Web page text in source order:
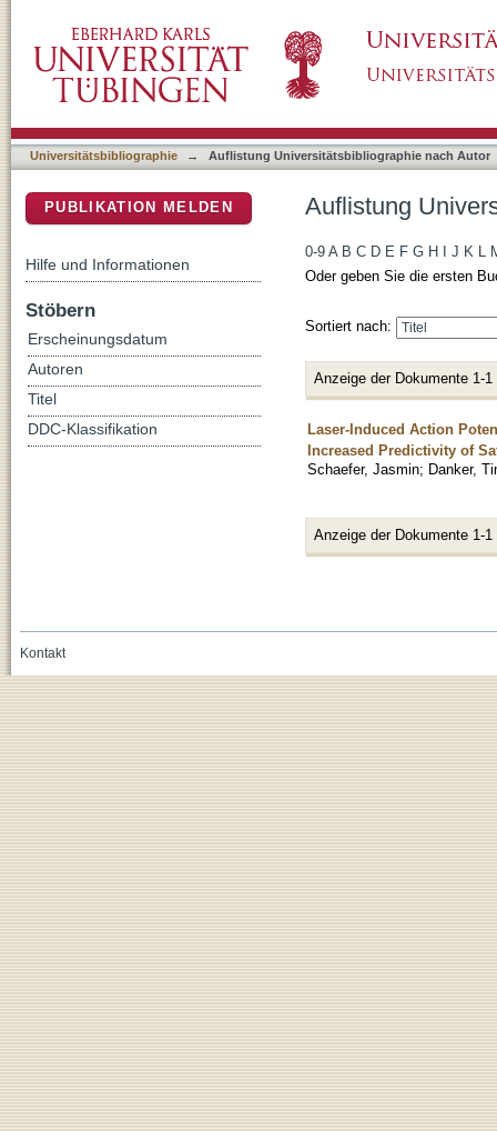
Universitätsbibliographie → Auflistung Universitätsbibliographie nach Autor
Auflistung
0-9 A B C D E F G H J K L
Oder geben Sie die ersten
Sortiert nach:
Anzeige der Dokumente 1-1
Laser-Induced Action
Increased Predictivity of
Schaefer, Jasmin; Danker,
Anzeige der Dokumente 1-1
PUBLIKATION MELDEN
Hilfe und Informationen
Stöbern
Erscheinungsdatum
Autoren
Titel
DDC-Klassifikation
Kontakt